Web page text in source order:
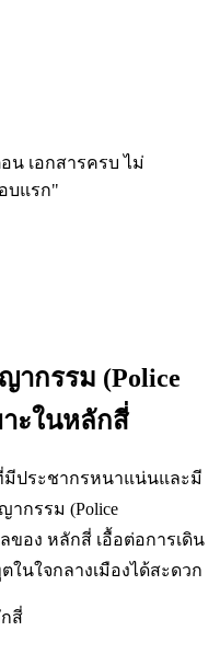
น เอกสารครบ ไม่
บแรก"
ากรรม (Police
ะในหลักสี่
มีประชากรหนาแน่นและมี
ากรรม (Police
ของ หลักสี่ เอื้อต่อการเดิน
นใจกลางเมืองได้สะดวก
สี่